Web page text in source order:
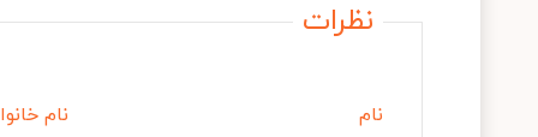
نظرات
نام نام